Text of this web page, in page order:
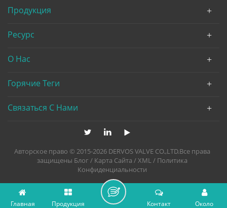
Продукция
Ресурс
О Нас
Горячие Теги
Связаться С Нами
Авторское право © 2015-2026 DERVOS VALVE CO.,LTD.Все права
защищены Блог / Карта Сайта /XML/ Политика
Конфиденциальности
Главная Продукция Около
Контакт